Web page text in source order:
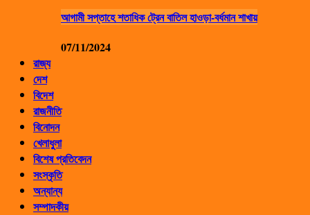
আগামী সপ্তাহে শতাধিক ট্রেন বাতিল হাওড়া-বর্ধমান শাখায়
07/11/2024
রাজ্য
দেশ
বিদেশ
রাজনীতি
বিনোদন
খেলাধুলা
বিশেষ প্রতিবেদন
সংস্কৃতি
অন্যান্য
সম্পাদকীয়